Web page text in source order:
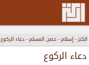
الكنز-إسلام-حصن المسلم-دعاء الركوع
دعاء الركوع